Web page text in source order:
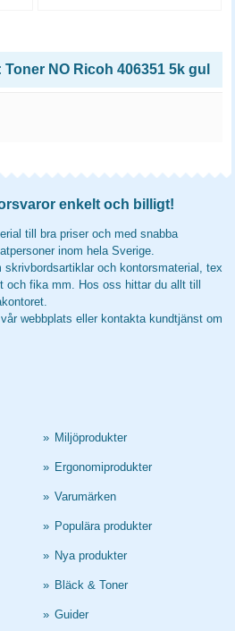
NO Ricoh 406351 5k gul
enkelt och billigt!
till bra priser och med snabba
inom hela Sverige.
och kontorsmaterial, tex
och fika mm. Hos oss hittar du allt till
webbplats eller kontakta kundtjänst om
» Miljöprodukter
» Ergonomiprodukter
» Varumärken
» Populära produkter
» Nya produkter
» Bläck & Toner
» Guider